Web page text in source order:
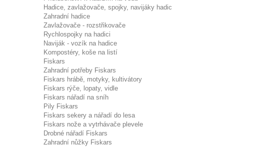
Hadice, zavlažovače, spojky, navijáky hadic
Zahradní hadice
Zavlažovače - rozstřikovače
Rychlospojky na hadici
Naviják - vozík na hadice
Kompostéry, koše na listí
Fiskars
Zahradní potřeby Fiskars
Fiskars hrábě, motyky, kultivátory
Fiskars rýče, lopaty, vidle
Fiskars nářadí na sníh
Pily Fiskars
Fiskars sekery a nářadí do lesa
Fiskars nože a vytrhávače plevele
Drobné nářadí Fiskars
Zahradní nůžky Fiskars